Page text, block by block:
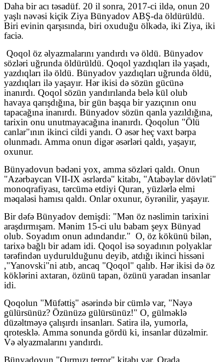
Daha bir acı təsadüf. 20 il sonra, 2017-ci ildə, onun 20
yaşlı nəvəsi kiçik Ziya Bünyadov ABŞ-da öldürüldü.
Biri evinin qarşısında, biri oxuduğu ölkədə, iki Ziya, iki
faciə.
Qoqol öz əlyazmalarını yandırdı və öldü. Bünyadov
sözləri uğrunda öldürüldü. Qoqol yazdıqları ilə yaşadı,
yazdıqları ilə öldü. Bünyadov yazdıqları uğrunda öldü,
yazdıqları ilə yaşayır. Hər ikisi də sözün gücünə
inanırdı. Qoqol sözün yandırılanda belə kül olub
havaya qarışdığına, bir gün başqa bir yazıçının onu
tapacağına inanırdı. Bünyadov sözün qanla yazıldığına,
tarixin onu unutmayacağına inanırdı. Qoqolun "Ölü
canlar"ının ikinci cildi yandı. O əsər heç vaxt bərpa
olunmadı. Amma onun digər əsərləri qaldı, yaşayır,
oxunur.
Bünyadovun bədəni yox, amma sözləri qaldı. Onun
"Azərbaycan VII-IX əsrlərdə" kitabı, "Atabəylər dövləti"
monoqrafiyası, tərcümə etdiyi Quran, yüzlərlə elmi
məqaləsi hamısı qaldı. Onlar oxunur, öyrənilir, yaşayır.
Bir dəfə Bünyadov demişdi: "Mən öz nəslimin tarixini
araşdırmışam. Mənim 15-ci ulu babam şeyx Bünyad
olub. Soyadım onun adındandır." O, öz kökünü bilən,
tarixə bağlı bir adam idi. Qoqol isə soyadının polyaklar
tərəfindən uydurulduğunu deyib, atdığı ikinci hissəni
,"Yanovski"ni atıb, ancaq "Qoqol" qalıb. Hər ikisi də öz
köklərini axtaran, özünü tapan, özünü yaradan insanlar
idi.
Qoqolun "Müfəttiş" əsərində bir cümlə var, "Nəyə
gülürsünüz? Özünüzə gülürsünüz!" O, gülməklə
düzəltməyə çalışırdı insanları. Satira ilə, yumorla,
qrotesklə. Amma sonunda gördü ki, insanlar düzəlmir.
Və əlyazmalarını yandırdı.
Bünyadovun "Qırmızı terror" kitabı var. Orada